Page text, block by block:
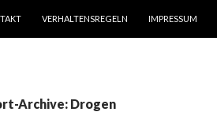
VERHALTENSREGELN IMPRESSUM
Archive: Drogen